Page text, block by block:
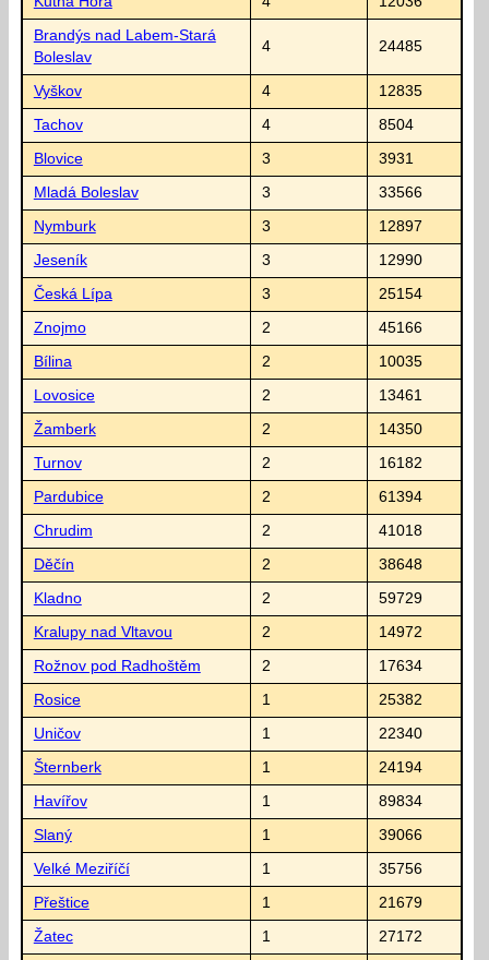
Brandýs nad Labem-Stará
Boleslav
4 24485
Vyškov 4 12835
Tachov 4 8504
Blovice 3 3931
Mladá Boleslav 3 33566
Nymburk 3 12897
Jeseník 3 12990
Česká Lípa 3 25154
Znojmo 2 45166
Bílina 2 10035
Lovosice 2 13461
Žamberk 2 14350
Turnov 2 16182
Pardubice 2 61394
Chrudim 2 41018
Děčín 2 38648
Kladno 2 59729
Kralupy nad Vltavou 2 14972
Rožnov pod Radhoštěm 2 17634
Rosice 1 25382
Uničov 1 22340
Šternberk 1 24194
Havířov 1 89834
Slaný 1 39066
Velké Meziříčí 1 35756
Přeštice 1 21679
Žatec 1 27172